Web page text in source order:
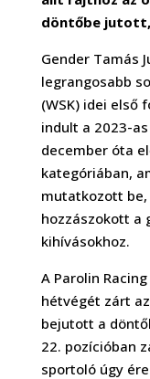
döntőbe
Gender Tamás
legrangosabb
(WSK) idei első
indult a 2023-
december óta
kategóriában,
mutatkozott
hozzászokott a
kihívásokhoz.
A Parolin
hétvégét zárt
bejutott a
22. pozícióban
sportoló úgy